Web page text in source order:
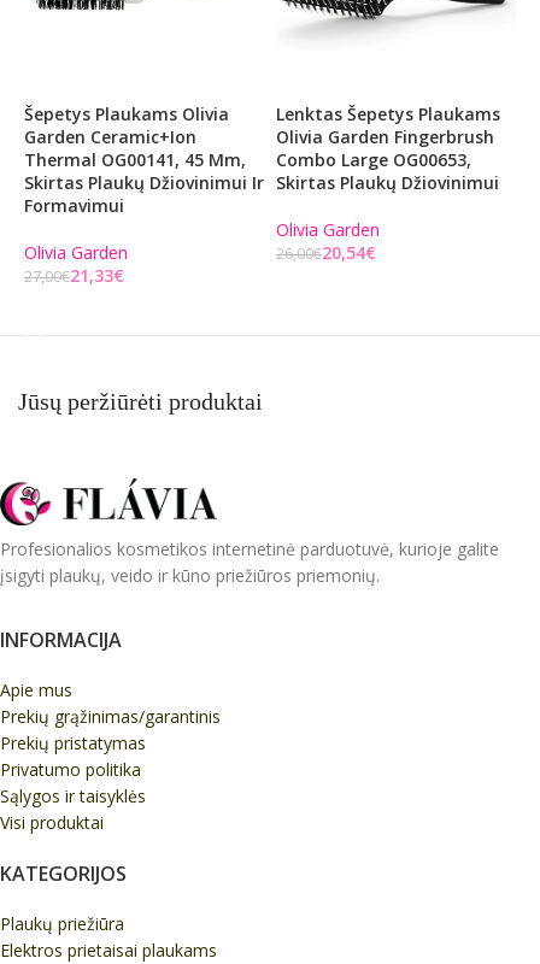
Šepetys Plaukams Olivia
Garden Ceramic+Ion
Thermal OG00141, 45 Mm,
Skirtas Plaukų Džiovinimui Ir
Formavimui
Olivia Garden
27,00€21,33€
Lenktas Šepetys Plaukams
Olivia Garden Fingerbrush
Combo Large OG00653,
Skirtas Plaukų Džiovinimui
Olivia Garden
26,00€20,54€
Jūsų peržiūrėti produktai
Profesionalios kosmetikos internetinė parduotuvė, kurioje galite
įsigyti plaukų, veido ir kūno priežiūros priemonių.
INFORMACIJA
Apie mus
Prekių grąžinimas/garantinis
Prekių pristatymas
Privatumo politika
Sąlygos ir taisyklės
Visi produktai
KATEGORIJOS
Plaukų priežiūra
Elektros prietaisai plaukams